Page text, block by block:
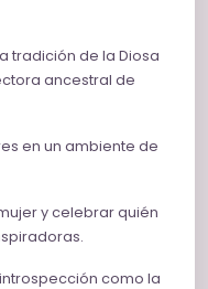
tradición de la Diosa
ancestral de
en un ambiente de
y celebrar quién
como la